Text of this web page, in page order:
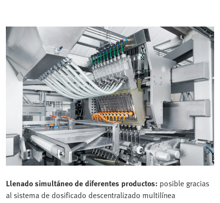
Llenado simultáneo de diferentes productos: posible gracias
al sistema de dosificado descentralizado multilínea